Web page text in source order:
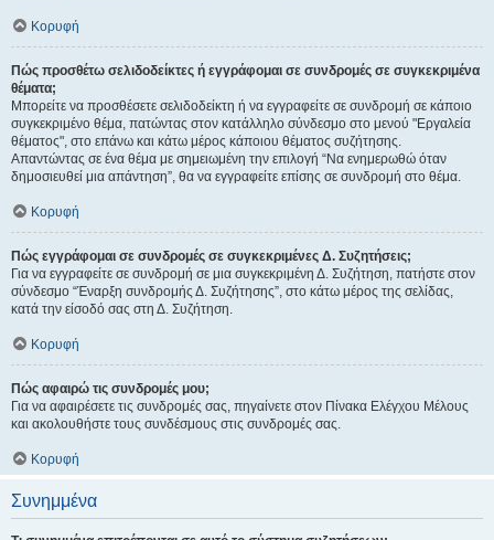
Κορυφή
Πώς προσθέτω σελιδοδείκτες ή εγγράφομαι σε συνδρομές σε συγκεκριμένα
θέματα;
Μπορείτε να προσθέσετε σελιδοδείκτη ή να εγγραφείτε σε συνδρομή σε κάποιο
συγκεκριμένο θέμα, πατώντας στον κατάλληλο σύνδεσμο στο μενού "Εργαλεία
θέματος", στο επάνω και κάτω μέρος κάποιου θέματος συζήτησης.
Απαντώντας σε ένα θέμα με σημειωμένη την επιλογή “Να ενημερωθώ όταν
δημοσιευθεί μια απάντηση”, θα να εγγραφείτε επίσης σε συνδρομή στο θέμα.
Κορυφή
Πώς εγγράφομαι σε συνδρομές σε συγκεκριμένες Δ. Συζητήσεις;
Για να εγγραφείτε σε συνδρομή σε μια συγκεκριμένη Δ. Συζήτηση, πατήστε στον
σύνδεσμο “Έναρξη συνδρομής Δ. Συζήτησης”, στο κάτω μέρος της σελίδας,
κατά την είσοδό σας στη Δ. Συζήτηση.
Κορυφή
Πώς αφαιρώ τις συνδρομές μου;
Για να αφαιρέσετε τις συνδρομές σας, πηγαίνετε στον Πίνακα Ελέγχου Μέλους
και ακολουθήστε τους συνδέσμους στις συνδρομές σας.
Κορυφή
Συνημμένα